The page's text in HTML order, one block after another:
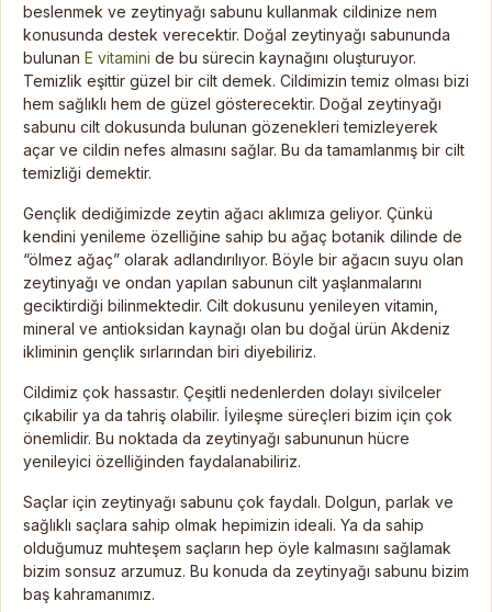
beslenmek ve zeytinyağı sabunu kullanmak cildinize nem
konusunda destek verecektir. Doğal zeytinyağı sabununda
bulunan E vitamini de bu sürecin kaynağını oluşturuyor.
Temizlik eşittir güzel bir cilt demek. Cildimizin temiz olması bizi
hem sağlıklı hem de güzel gösterecektir. Doğal zeytinyağı
sabunu cilt dokusunda bulunan gözenekleri temizleyerek
açar ve cildin nefes almasını sağlar. Bu da tamamlanmış bir cilt
temizliği demektir.
Gençlik dediğimizde zeytin ağacı aklımıza geliyor. Çünkü
kendini yenileme özelliğine sahip bu ağaç botanik dilinde de
“ölmez ağaç” olarak adlandırılıyor. Böyle bir ağacın suyu olan
zeytinyağı ve ondan yapılan sabunun cilt yaşlanmalarını
geciktirdiği bilinmektedir. Cilt dokusunu yenileyen vitamin,
mineral ve antioksidan kaynağı olan bu doğal ürün Akdeniz
ikliminin gençlik sırlarından biri diyebiliriz.
Cildimiz çok hassastır. Çeşitli nedenlerden dolayı sivilceler
çıkabilir ya da tahriş olabilir. İyileşme süreçleri bizim için çok
önemlidir. Bu noktada da zeytinyağı sabununun hücre
yenileyici özelliğinden faydalanabiliriz.
Saçlar için zeytinyağı sabunu çok faydalı. Dolgun, parlak ve
sağlıklı saçlara sahip olmak hepimizin ideali. Ya da sahip
olduğumuz muhteşem saçların hep öyle kalmasını sağlamak
bizim sonsuz arzumuz. Bu konuda da zeytinyağı sabunu bizim
baş kahramanımız.